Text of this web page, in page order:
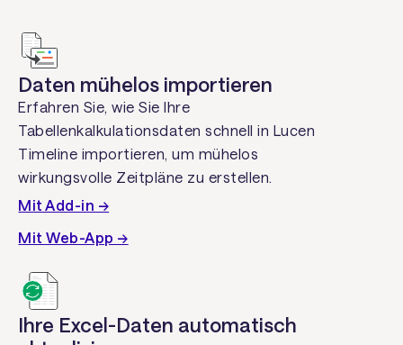
Daten mühelos importieren
Erfahren Sie, wie Sie Ihre
Tabellenkalkulationsdaten schnell in Lucen
Timeline importieren, um mühelos
wirkungsvolle Zeitpläne zu erstellen.
Mit Add-in →
Mit Web-App →
Ihre Excel-Daten automatisch